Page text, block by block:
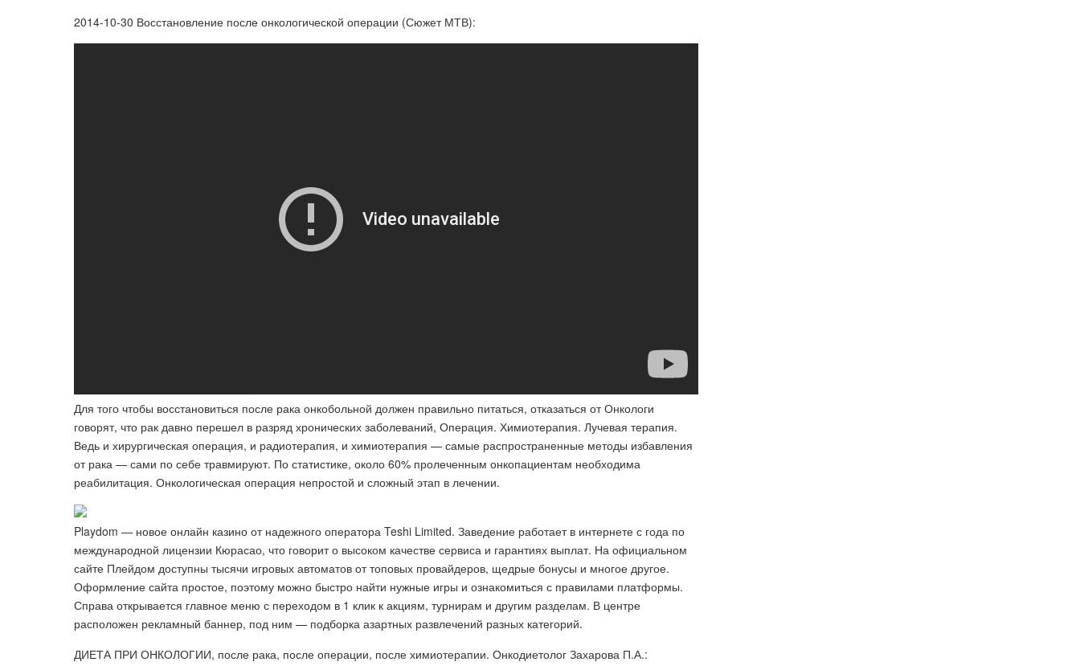
2014-10-30 Восстановление после онкологической операции (Сюжет МТВ):
Для того чтобы восстановиться после рака онкобольной должен правильно питаться, отказаться от Онкологи
говорят, что рак давно перешел в разряд хронических заболеваний, Операция. Химиотерапия. Лучевая терапия.
Ведь и хирургическая операция, и радиотерапия, и химиотерапия — самые распространенные методы избавления
от рака — сами по себе травмируют​. По статистике, около 60% пролеченным онкопациентам необходима
реабилитация. Онкологическая операция непростой и сложный этап в лечении.
Playdom — новое онлайн казино от надежного оператора Teshi Limited. Заведение работает в интернете с года по
международной лицензии Кюрасао, что говорит о высоком качестве сервиса и гарантиях выплат. На официальном
сайте Плейдом доступны тысячи игровых автоматов от топовых провайдеров, щедрые бонусы и многое другое.
Оформление сайта простое, поэтому можно быстро найти нужные игры и ознакомиться с правилами платформы.
Справа открывается главное меню с переходом в 1 клик к акциям, турнирам и другим разделам. В центре
расположен рекламный баннер, под ним — подборка азартных развлечений разных категорий.
ДИЕТА ПРИ ОНКОЛОГИИ, после рака, после операции, после химиотерапии. Онкодиетолог Захарова П.А.: